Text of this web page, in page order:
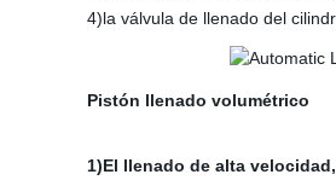
4)la válvula de llenado del
Pistón llenado volumétrico
1)El llenado de alta